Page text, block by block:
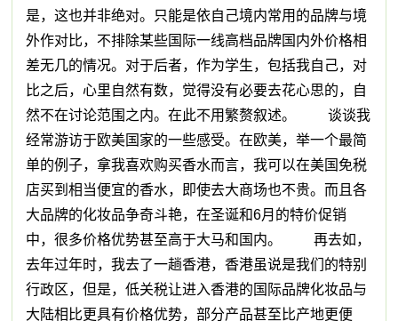
是，这也并非绝对。只能是依自己境内常用的品牌与境
外作对比，不排除某些国际一线高档品牌国内外价格相
差无几的情况。对于后者，作为学生，包括我自己，对
比之后，心里自然有数，觉得没有必要去花心思的，自
然不在讨论范围之内。在此不用繁赘叙述。 谈谈我
经常游访于欧美国家的一些感受。在欧美，举一个最简
单的例子，拿我喜欢购买香水而言，我可以在美国免税
店买到相当便宜的香水，即使去大商场也不贵。而且各
大品牌的化妆品争奇斗艳，在圣诞和6月的特价促销
中，很多价格优势甚至高于大马和国内。 再去如，
去年过年时，我去了一趟香港，香港虽说是我们的特别
行政区，但是，低关税让进入香港的国际品牌化妆品与
大陆相比更具有价格优势，部分产品甚至比产地更便